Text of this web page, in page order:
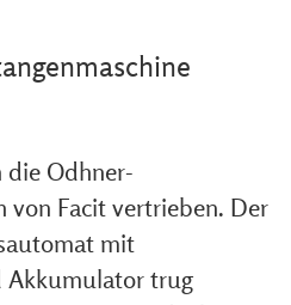
die Odhner-
von Facit vertrieben. Der
mit
Akkumulator trug